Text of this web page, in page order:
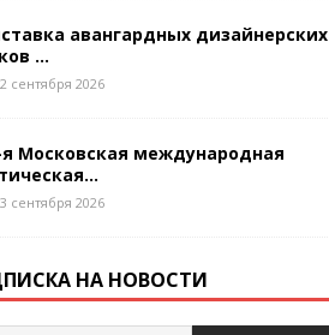
авангардных дизайнерских
...
сентября 2026
я Московская международная
сентября 2026
НА НОВОСТИ